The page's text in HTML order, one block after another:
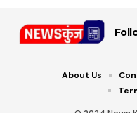
About Us